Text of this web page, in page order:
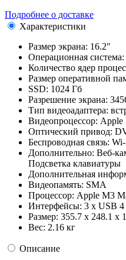
Подробнее о доставке
Характеристики
Размер экрана: 16.2"
Операционная система:
Количество ядер
Размер оперативной
SSD: 1024 Гб
Разрешение экрана:
Тип видеоадаптера:
Видеопроцессор: Apple
Оптический привод:
Беспроводная связь:
Дополнительно: Веб-
Подсветка клавиатуры
Дополнительная
Видеопамять: SMA
Процессор: Apple M3
Интерфейсы: 3 x USB 4
Размер: 355.7 x 248.1 x
Вес: 2.16 кг
Описание